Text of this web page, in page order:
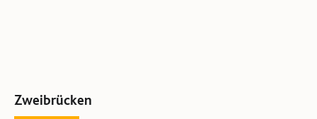
Zweibrücken